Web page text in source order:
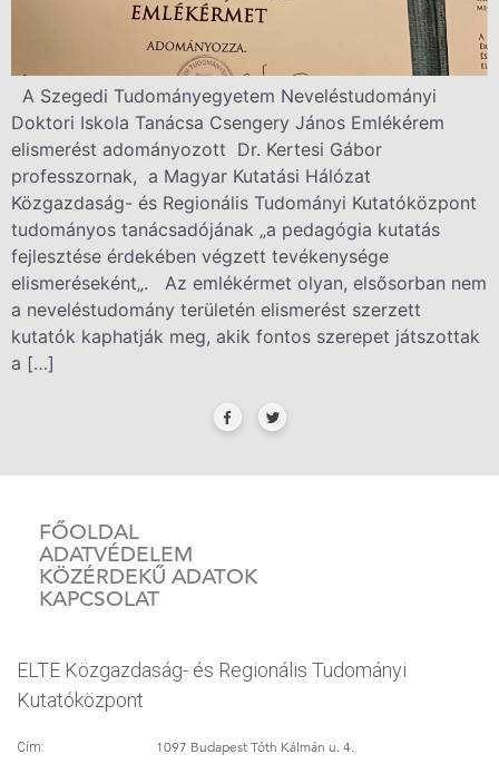
A Szegedi Tudományegyetem Neveléstudományi
Doktori Iskola Tanácsa Csengery János Emlékérem
elismerést adományozott Dr. Kertesi Gábor
professzornak, a Magyar Kutatási Hálózat
Közgazdaság- és Regionális Tudományi Kutatóközpont
tudományos tanácsadójának „a pedagógia kutatás
fejlesztése érdekében végzett tevékenysége
elismeréseként„. Az emlékérmet olyan, elsősorban nem
a neveléstudomány területén elismerést szerzett
kutatók kaphatják meg, akik fontos szerepet játszottak
a […]
FŐOLDAL
ADATVÉDELEM
KÖZÉRDEKŰ ADATOK
KAPCSOLAT
ELTE Közgazdaság- és Regionális Tudományi
Kutatóközpont
Cím: 1097 Budapest Tóth Kálmán u. 4.